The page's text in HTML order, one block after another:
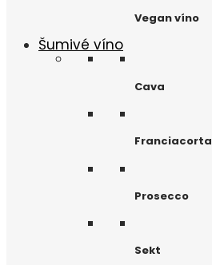
Vegan víno
Šumivé víno
Cava
Franciacorta
Prosecco
Sekt